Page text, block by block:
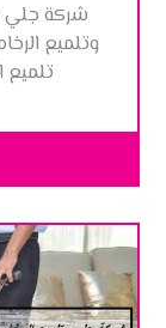
شركة جلي
وتلميع
تلميع